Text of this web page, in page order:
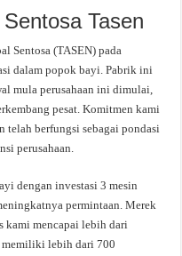
Tasen
Sentosa (TASEN) pada
dalam popok bayi. Pabrik ini
mula perusahaan ini dimulai,
pesat. Komitmen kami
telah berfungsi sebagai pondasi
perusahaan.
dengan investasi 3 mesin
permintaan. Merek
kami mencapai lebih dari
memiliki lebih dari 700